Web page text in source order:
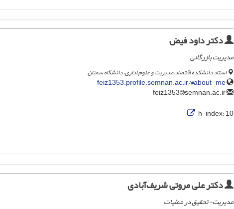
دکتر داود فیض
مدیریت بازرگانی
استاد دانشکده اقتصاد،مدیریت و علوم اداری، دانشگاه سمنان
feiz1353.profile.semnan.ac.ir/#about_me
semnan.ac.ir
h-index:10
دکتر علی مروتی شریف‌آبادی
مدیریت- تحقیق در عملیات